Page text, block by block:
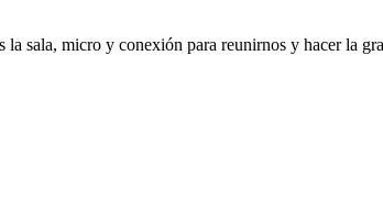
la sala, micro y conexión para reunirnos y hacer la